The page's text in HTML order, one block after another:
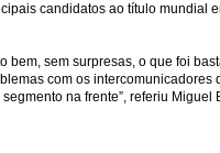
candidatos ao título mundial
bem, sem surpresas, o que foi
com os
na frente”, referiu Miguel